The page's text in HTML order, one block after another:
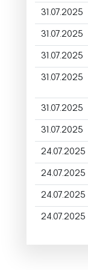
31.07.2025
31.07.2025
31.07.2025
31.07.2025
31.07.2025
31.07.2025
24.07.2025
24.07.2025
24.07.2025
24.07.2025